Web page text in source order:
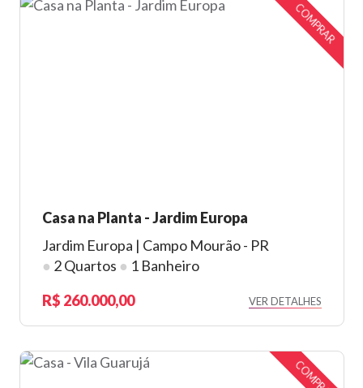
COMPRAR
Casa na Planta - Jardim Europa
Jardim Europa | Campo Mourão - PR
● 2 Quartos ● 1 Banheiro
260.000,00
VER DETALHES